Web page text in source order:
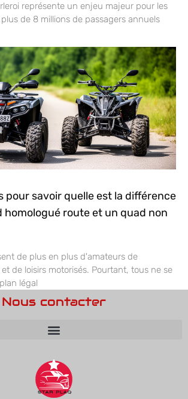
représente un enjeu majeur pour les
de 8 millions de passagers annuels
pour savoir quelle est la différence
homologué route et un quad non
de plus en plus d'amateurs de
de loisirs motorisés. Pourtant, tous ne se
légal
Nous contacter